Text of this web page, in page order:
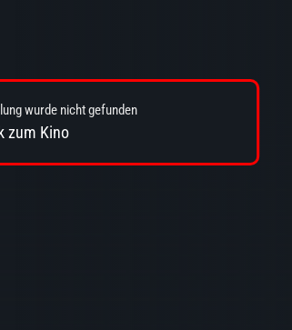
wurde nicht gefunden
zum Kino